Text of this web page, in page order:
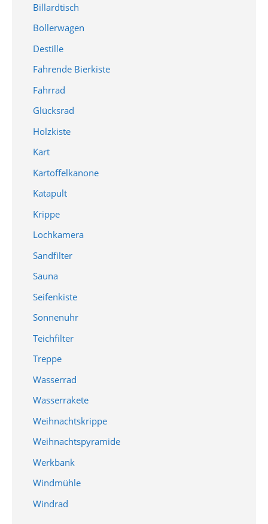
Billardtisch
Bollerwagen
Destille
Fahrende Bierkiste
Fahrrad
Glücksrad
Holzkiste
Kart
Kartoffelkanone
Katapult
Krippe
Lochkamera
Sandfilter
Sauna
Seifenkiste
Sonnenuhr
Teichfilter
Treppe
Wasserrad
Wasserrakete
Weihnachtskrippe
Weihnachtspyramide
Werkbank
Windmühle
Windrad